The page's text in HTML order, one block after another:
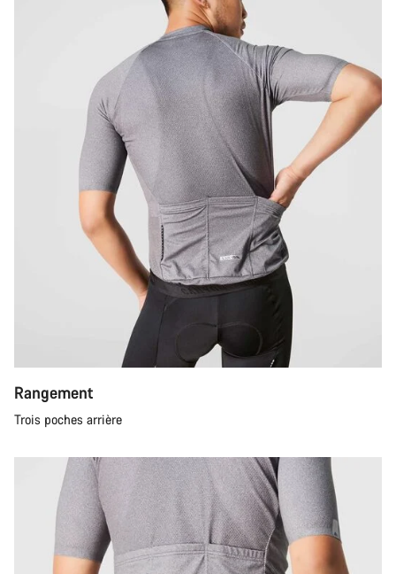
Rangement
Trois poches arrière